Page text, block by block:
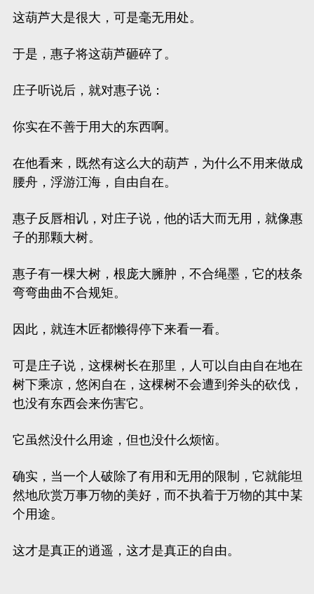
这葫芦大是很大，可是毫无用处。
于是，惠子将这葫芦砸碎了。
庄子听说后，就对惠子说：
你实在不善于用大的东西啊。
在他看来，既然有这么大的葫芦，为什么不用来做成
腰舟，浮游江海，自由自在。
惠子反唇相讥，对庄子说，他的话大而无用，就像惠
子的那颗大树。
惠子有一棵大树，根庞大臃肿，不合绳墨，它的枝条
弯弯曲曲不合规矩。
因此，就连木匠都懒得停下来看一看。
可是庄子说，这棵树长在那里，人可以自由自在地在
树下乘凉，悠闲自在，这棵树不会遭到斧头的砍伐，
也没有东西会来伤害它。
它虽然没什么用途，但也没什么烦恼。
确实，当一个人破除了有用和无用的限制，它就能坦
然地欣赏万事万物的美好，而不执着于万物的其中某
个用途。
这才是真正的逍遥，这才是真正的自由。